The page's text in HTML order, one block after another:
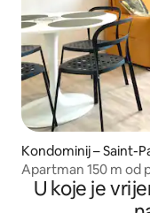
Kondominij – Saint-
Apartman 150 m od
U koje je